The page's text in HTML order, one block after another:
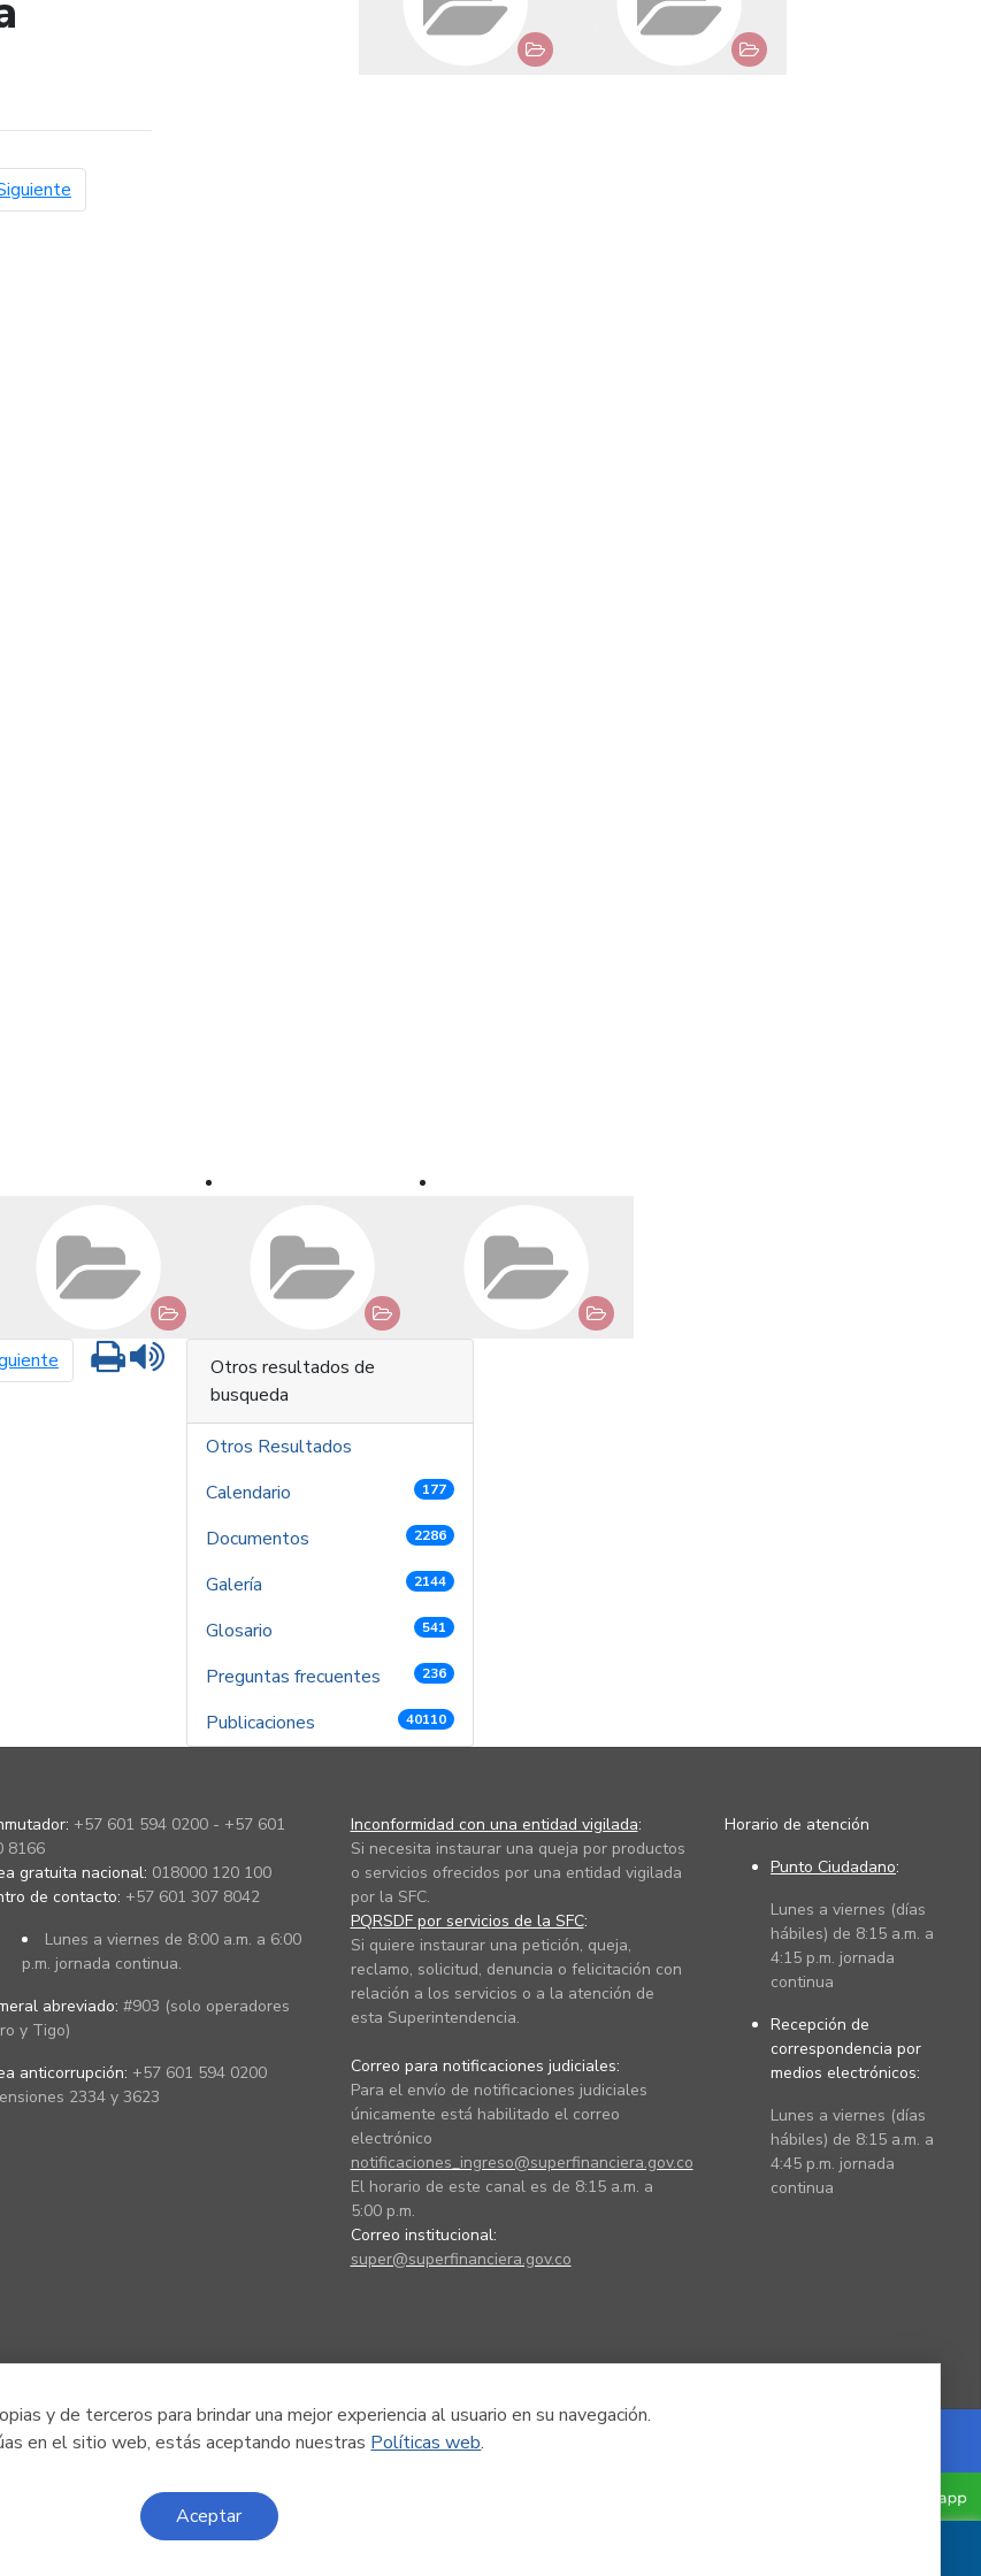
y de terceros para brindar una mejor experiencia al usuario en su navegación.
en el sitio web, estás aceptando nuestras Políticas web.
Aceptar
página siguiente
página siguiente
Imprimir
Otros resultados de
busqueda
Otros Resultados
Calendario
177
Documentos 2286
Galería 2144
Glosario 541
Preguntas frecuentes 236
Publicaciones 40110
+57 601 594 0200 - +57 601
8166
gratuita nacional: 018000 120 100
de contacto: +57 601 307 8042
Lunes a viernes de 8:00 a.m. a 6:00
p.m. jornada continua.
abreviado: #903 (solo operadores
y Tigo)
anticorrupción: +57 601 594 0200
2334 y 3623
Inconformidad con una entidad vigilada:
Si necesita instaurar una queja por productos
o servicios ofrecidos por una entidad vigilada
por la SFC.
PQRSDF por servicios de la SFC:
Si quiere instaurar una petición, queja,
reclamo, solicitud, denuncia o felicitación con
relación a los servicios o a la atención de
esta Superintendencia.
Correo para notificaciones judiciales:
Para el envío de notificaciones judiciales
únicamente está habilitado el correo
electrónico
notificaciones_ingreso@superfinanciera.gov.co
El horario de este canal es de 8:15 a.m. a
5:00 p.m.
Correo institucional:
super@superfinanciera.gov.co
Horario de atención
Punto Ciudadano:
Lunes a viernes (días
hábiles) de 8:15 a.m. a
4:15 p.m. jornada
continua
Recepción de
correspondencia por
medios electrónicos:
Lunes a viernes (días
hábiles) de 8:15 a.m. a
4:45 p.m. jornada
continua
Powered by Nexura